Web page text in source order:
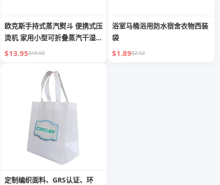
欧克斯手持式蒸汽熨斗 便携式压
烫机 家用小型可折叠蒸汽干湿两
用熨斗 时尚衣物熨烫设备
$13.95$18.60
浴室马桶浴用防水宿舍衣物西装
袋
$1.89$2.52
定制编织面料、GRS认证、环